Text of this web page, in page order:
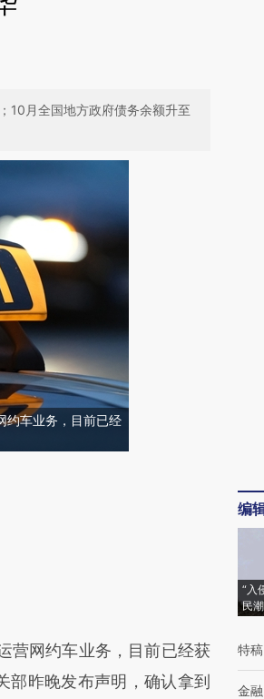
10月全国地方政府债务余额升至
约车业务，目前已经
网约车业务，目前已经获
部昨晚发布声明，确认拿到
编
“入
民
特稿
金融